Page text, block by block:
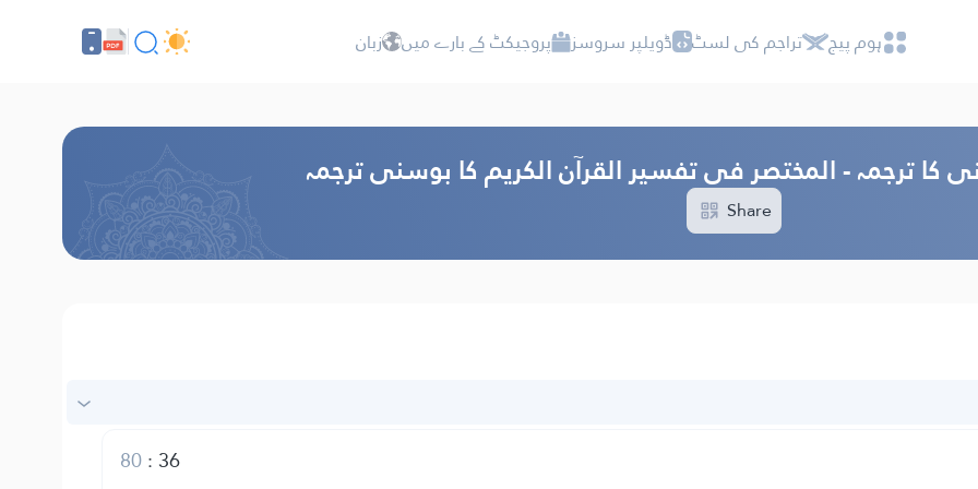
ہوم پیج تراجم کی لسٹ ڈویلپر سروسز پروجیکٹ کے بارے میں زبان
کا ترجمہ - المختصر فی تفسیر القرآن الکریم کا بوسنی ترجمہ
Share
36
:
80